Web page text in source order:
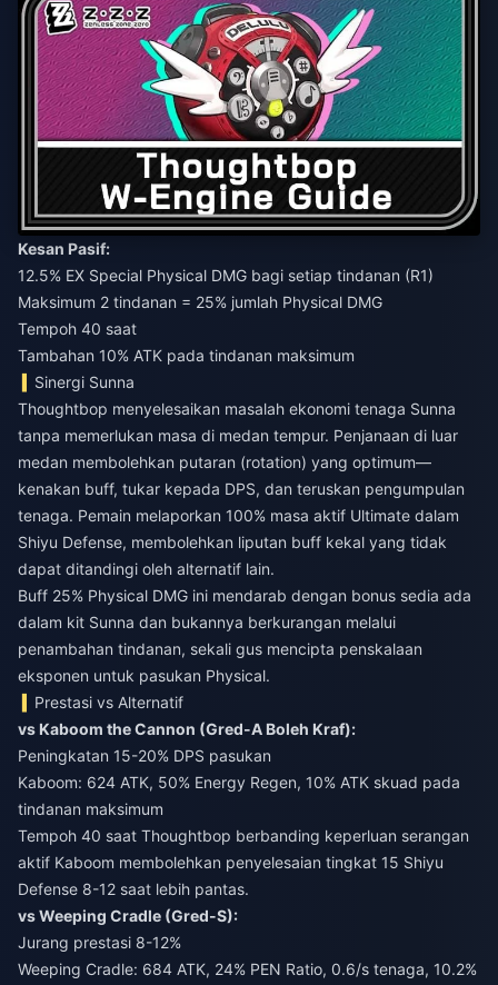
Kesan Pasif:
12.5% EX Special Physical DMG bagi setiap tindanan (R1)
Maksimum 2 tindanan = 25% jumlah Physical DMG
Tempoh 40 saat
Tambahan 10% ATK pada tindanan maksimum
Sinergi Sunna
Thoughtbop menyelesaikan masalah ekonomi tenaga Sunna
tanpa memerlukan masa di medan tempur. Penjanaan di luar
medan membolehkan putaran (rotation) yang optimum—
kenakan buff, tukar kepada DPS, dan teruskan pengumpulan
tenaga. Pemain melaporkan 100% masa aktif Ultimate dalam
Shiyu Defense, membolehkan liputan buff kekal yang tidak
dapat ditandingi oleh alternatif lain.
Buff 25% Physical DMG ini mendarab dengan bonus sedia ada
dalam kit Sunna dan bukannya berkurangan melalui
penambahan tindanan, sekali gus mencipta penskalaan
eksponen untuk pasukan Physical.
Prestasi vs Alternatif
vs Kaboom the Cannon (Gred-A Boleh Kraf):
Peningkatan 15-20% DPS pasukan
Kaboom: 624 ATK, 50% Energy Regen, 10% ATK skuad pada
tindanan maksimum
Tempoh 40 saat Thoughtbop berbanding keperluan serangan
aktif Kaboom membolehkan penyelesaian tingkat 15 Shiyu
Defense 8-12 saat lebih pantas.
vs Weeping Cradle (Gred-S):
Jurang prestasi 8-12%
Weeping Cradle: 684 ATK, 24% PEN Ratio, 0.6/s tenaga, 10.2%